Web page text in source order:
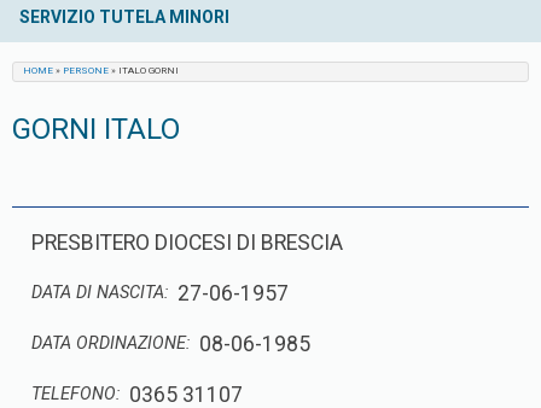
SERVIZIO TUTELA MINORI
HOME » PERSONE » ITALO GORNI
GORNI ITALO
PRESBITERO DIOCESI DI BRESCIA
DATA DI NASCITA: 27-06-1957
DATA ORDINAZIONE: 08-06-1985
TELEFONO: 0365 31107